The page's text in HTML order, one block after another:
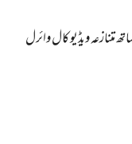
متنازعہ ویڈیو کال وائرل